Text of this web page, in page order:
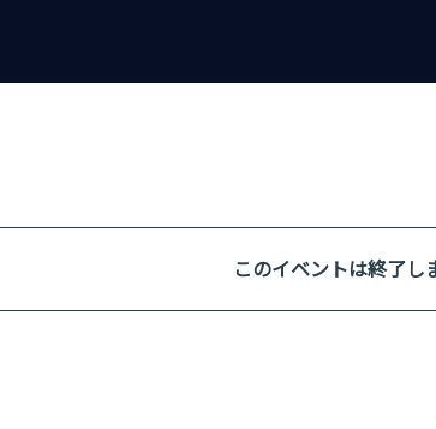
このイベントは終了し